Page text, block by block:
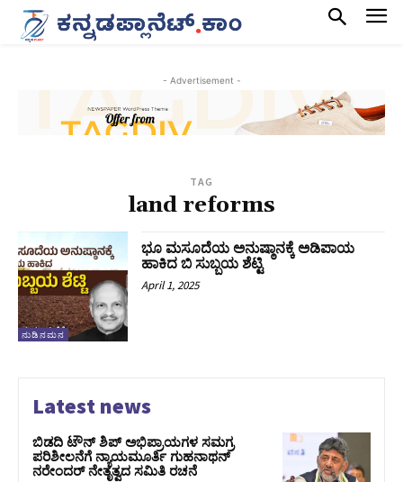
- Advertisement -
TAG
land reforms
ನುಡಿನಮನ
ಭೂ ಮಸೂದೆಯ ಅನುಷ್ಠಾನಕ್ಕೆ ಅಡಿಪಾಯ
ಹಾಕಿದ ಬಿ ಸುಬ್ಬಯ ಶೆಟ್ಟಿ
April 1, 2025
Latest news
ಬಿಡದಿ ಟೌನ್ ಶಿಪ್ ಅಭಿಪ್ರಾಯಗಳ ಸಮಗ್ರ
ಪರಿಶೀಲನೆಗೆ ನ್ಯಾಯಮೂರ್ತಿ ಗುಹನಾಥನ್
ನರೇಂದರ್ ನೇತೃತ್ವದ ಸಮಿತಿ ರಚನೆ